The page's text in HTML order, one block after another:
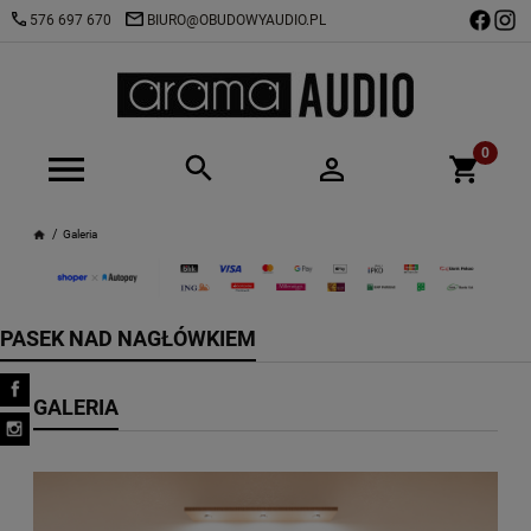
576 697 670 BIURO@OBUDOWYAUDIO.PL
Galeria
PASEK NAD NAGŁÓWKIEM
GALERIA